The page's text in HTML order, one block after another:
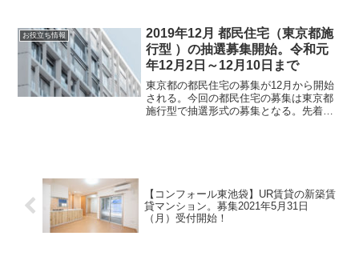
お役立ち情報
2019年12月 都民住宅（東京都施
行型 ）の抽選募集開始。令和元
年12月2日～12月10日まで
東京都の都民住宅の募集が12月から開始
される。今回の都民住宅の募集は東京都
施行型で抽選形式の募集となる。先着と
【コンフォール東池袋】UR賃貸の新築賃
貸マンション。募集2021年5月31日
（月）受付開始！